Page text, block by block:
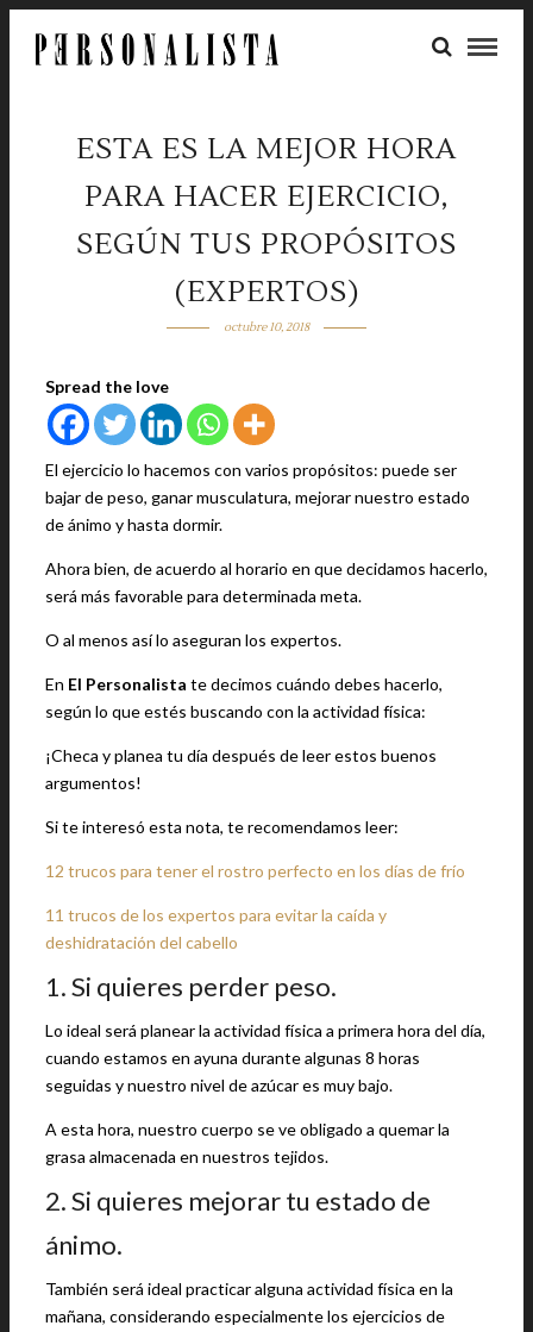
ESTA ES LA MEJOR HORA
PARA HACER EJERCICIO,
SEGÚN TUS PROPÓSITOS
(EXPERTOS)
octubre 10, 2018
Spread the love
El ejercicio lo hacemos con varios propósitos: puede ser
bajar de peso, ganar musculatura, mejorar nuestro estado
de ánimo y hasta dormir.
Ahora bien, de acuerdo al horario en que decidamos hacerlo,
será más favorable para determinada meta.
O al menos así lo aseguran los expertos.
En El Personalista te decimos cuándo debes hacerlo,
según lo que estés buscando con la actividad física:
¡Checa y planea tu día después de leer estos buenos
argumentos!
Si te interesó esta nota, te recomendamos leer:
12 trucos para tener el rostro perfecto en los días de frío
11 trucos de los expertos para evitar la caída y
deshidratación del cabello
1. Si quieres perder peso.
Lo ideal será planear la actividad física a primera hora del día,
cuando estamos en ayuna durante algunas 8 horas
seguidas y nuestro nivel de azúcar es muy bajo.
A esta hora, nuestro cuerpo se ve obligado a quemar la
grasa almacenada en nuestros tejidos.
2. Si quieres mejorar tu estado de
ánimo.
También será ideal practicar alguna actividad física en la
mañana, considerando especialmente los ejercicios de